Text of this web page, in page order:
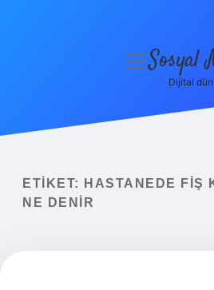
Yasal Uyarı
menüyüSosyal
Dijital
ETIKET:
HASTANEDE FIŞ
NE DENIR